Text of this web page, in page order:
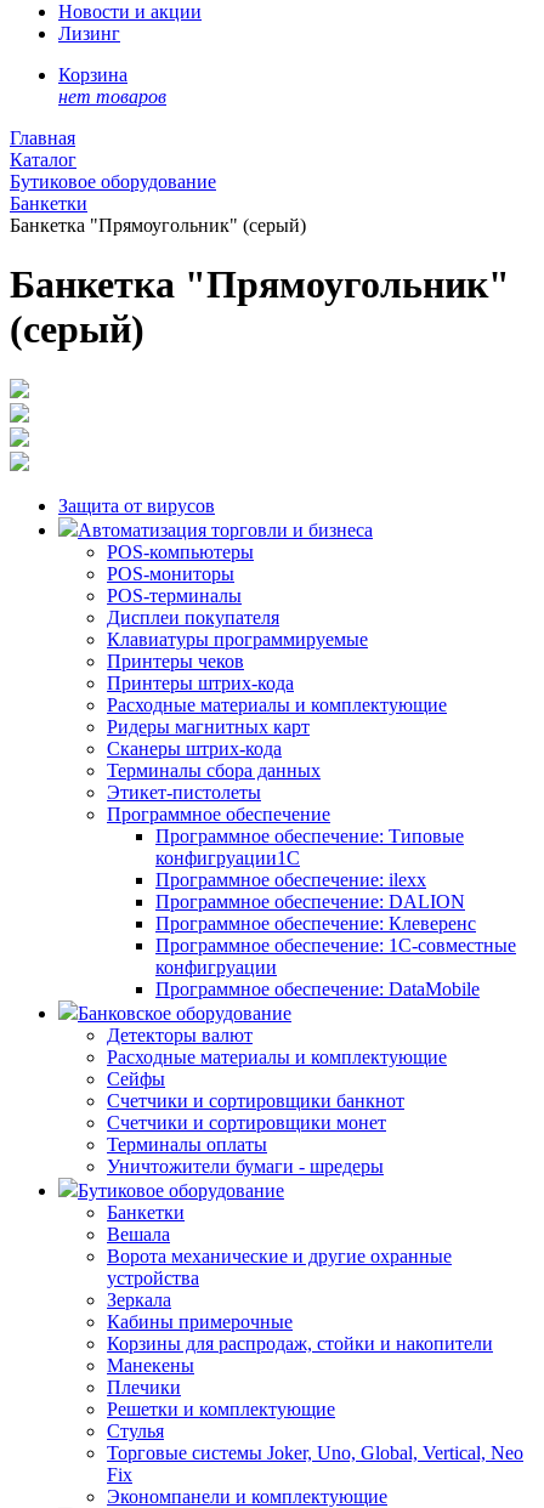
Новости и акции
Лизинг
Корзина
нет товаров
Главная
Каталог
Бутиковое оборудование
Банкетки
Банкетка "Прямоугольник" (серый)
Банкетка "Прямоугольник"
(серый)
Защита от вирусов
Автоматизация торговли и бизнеса
POS-компьютеры
POS-мониторы
POS-терминалы
Дисплеи покупателя
Клавиатуры программируемые
Принтеры чеков
Принтеры штрих-кода
Расходные материалы и комплектующие
Ридеры магнитных карт
Сканеры штрих-кода
Терминалы сбора данных
Этикет-пистолеты
Программное обеспечение
Программное обеспечение: Типовые
конфигруации1С
Программное обеспечение: ilexx
Программное обеспечение: DALION
Программное обеспечение: Клеверенс
Программное обеспечение: 1С-совместные
конфигруации
Программное обеспечение: DataMobile
Банковское оборудование
Детекторы валют
Расходные материалы и комплектующие
Сейфы
Счетчики и сортировщики банкнот
Счетчики и сортировщики монет
Терминалы оплаты
Уничтожители бумаги - шредеры
Бутиковое оборудование
Банкетки
Вешала
Ворота механические и другие охранные
устройства
Зеркала
Кабины примерочные
Корзины для распродаж, стойки и накопители
Манекены
Плечики
Решетки и комплектующие
Стулья
Торговые системы Joker, Uno, Global, Vertical, Neo
Fix
Экономпанели и комплектующие